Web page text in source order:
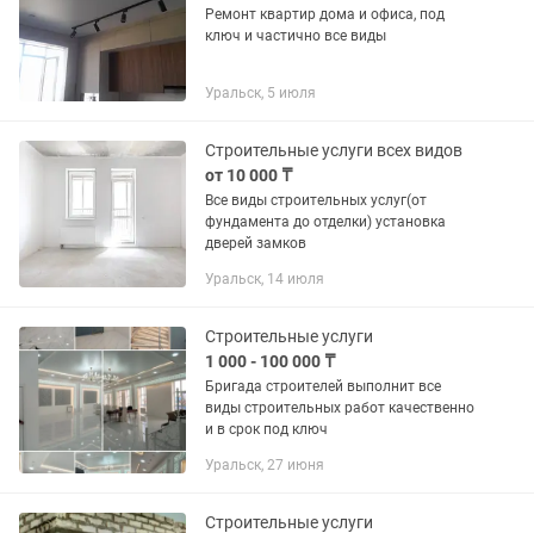
Ремонт квартир дома и офиса, под
ключ и частично все виды
Уральск, 5 июля
Строительные услуги всех видов
от 10 000 ₸
Все виды строительных услуг(от
фундамента до отделки) установка
дверей замков
Уральск, 14 июля
Строительные услуги
1 000 - 100 000 ₸
Бригада строителей выполнит все
виды строительных работ качественно
и в срок под ключ
Уральск, 27 июня
Строительные услуги